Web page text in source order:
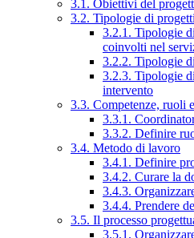
3.1. Obiettivi del
3.2. Tipologie di progetti
3.2.1. Tipologie
coinvolti nel
3.2.2. Tipologie
3.2.3. Tipologie
intervento
3.3. Competenze, ruoli
3.3.1.
3.3.2. Definire
3.4. Metodo di lavoro
3.4.1. Definire
3.4.2. Curare la
3.4.3.
3.4.4. Prendere
3.5. Il processo
3.5.1.